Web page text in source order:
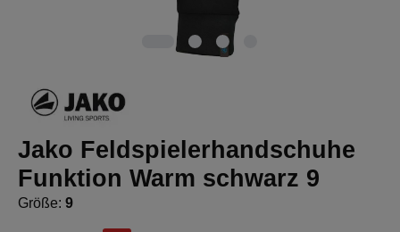
Jako Feldspielerhandschuhe
Funktion Warm schwarz 9
Größe: 9